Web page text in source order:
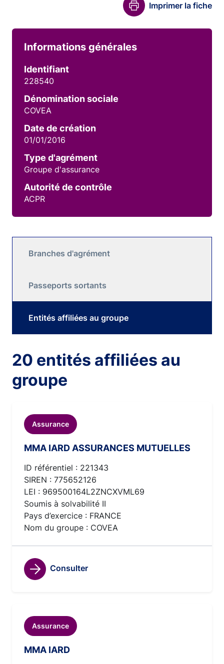
Imprimer la fiche
Informations générales
Identifiant
228540
Dénomination sociale
COVEA
Date de création
01/01/2016
Type d'agrément
Groupe d'assurance
Autorité de contrôle
ACPR
Branches d'agrément
Passeports sortants
Entités affiliées au groupe
20 entités affiliées au
groupe
Assurance
MMA IARD ASSURANCES MUTUELLES
ID référentiel : 221343
SIREN : 775652126
LEI : 969500164L2ZNCXVML69
Soumis à solvabilité II
Pays d’exercice : FRANCE
Nom du groupe : COVEA
Consulter
Assurance
MMA IARD